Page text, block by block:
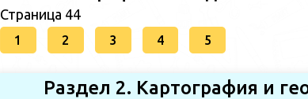
Страница 44
1 2 3 4 5
Раздел 2. Картография и